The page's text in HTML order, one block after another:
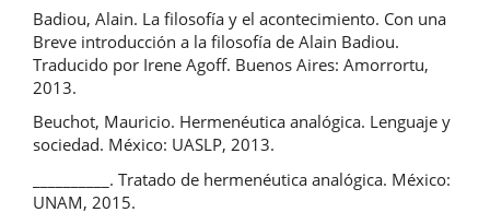
Badiou, Alain. La filosofía y el acontecimiento. Con una
Breve introducción a la filosofía de Alain Badiou.
Traducido por Irene Agoff. Buenos Aires: Amorrortu,
2013.
Beuchot, Mauricio. Hermenéutica analógica. Lenguaje y
sociedad. México: UASLP, 2013.
__________. Tratado de hermenéutica analógica. México:
UNAM, 2015.